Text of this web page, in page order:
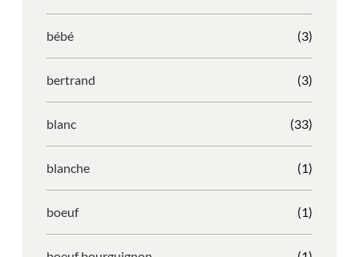
bébé (3)
bertrand (3)
blanc (33)
blanche (1)
boeuf (1)